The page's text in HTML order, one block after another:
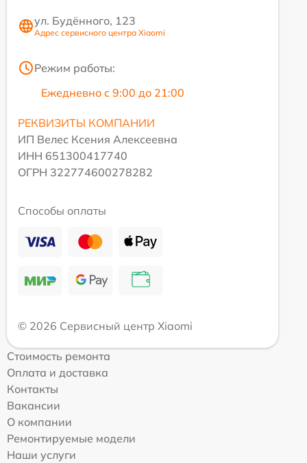
ул. Будённого, 123
Адрес сервисного центра Xiaomi
Режим работы:
Ежедневно с 9:00 до 21:00
РЕКВИЗИТЫ КОМПАНИИ
ИП Велес Ксения Алексеевна
ИНН 651300417740
ОГРН 322774600278282
Способы оплаты
© 2026 Сервисный центр Xiaomi
Стоимость ремонта
Оплата и доставка
Контакты
Вакансии
О компании
Ремонтируемые модели
Наши услуги